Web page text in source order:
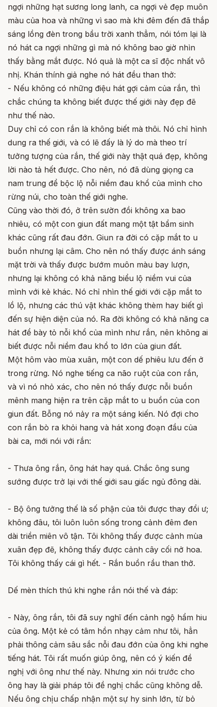
ngợi những hạt sương long lanh, ca ngợi vẻ đẹp muôn
màu của hoa và những vì sao mà khi đêm đến đã thắp
sáng lồng đèn trong bầu trời xanh thẳm, nói tóm lại là
nó hát ca ngợi những gì mà nó không bao giờ nhìn
thấy bằng mắt được. Nó quả là một ca sĩ độc nhất vô
nhị. Khán thính giả nghe nó hát đều than thở:
- Nếu không có những điệu hát gợi cảm của rắn, thì
chắc chúng ta không biết được thế giới này đẹp đẽ
như thế nào.
Duy chỉ có con rắn là không biết mà thôi. Nó chỉ hình
dung ra thế giới, và có lẽ đấy là lý do mà theo trí
tưởng tượng của rắn, thế giới này thật quá đẹp, không
lời nào tả hết được. Cho nên, nó đã dùng giọng ca
nam trung để bộc lộ nỗi niềm đau khổ của mình cho
rừng núi, cho toàn thế giới nghe.
Cũng vào thời đó, ở trên sườn đồi không xa bao
nhiêu, có một con giun đất mang một tật bẩm sinh
khác cũng rất đau đớn. Giun ra đời có cặp mắt to u
buồn nhưng lại câm. Cho nên nó thấy được ánh sáng
mặt trời và thấy được bướm muôn màu bay lượn,
nhưng lại không có khả năng biểu lộ niềm vui của
mình với kẻ khác. Nó chỉ nhìn thế giới với cặp mắt to
lồ lộ, nhưng các thú vật khác không thèm hay biết gì
đến sự hiện diện của nó. Ra đời không có khả năng ca
hát để bày tỏ nỗi khổ của mình như rắn, nên không ai
biết được nỗi niềm đau khổ to lớn của giun đất.
Một hôm vào mùa xuân, một con dế phiêu lưu đến ở
trong rừng. Nó nghe tiếng ca não ruột của con rắn,
và vì nó nhỏ xác, cho nên nó thấy được nỗi buồn
mênh mang hiện ra trên cặp mắt to u buồn của con
giun đất. Bỗng nó nảy ra một sáng kiến. Nó đợi cho
con rắn bò ra khỏi hang và hát xong đoạn đầu của
bài ca, mới nói với rắn:
- Thưa ông rắn, ông hát hay quá. Chắc ông sung
sướng được trở lại với thế giới sau giấc ngủ đông dài.
- Bộ ông tưởng thế là số phận của tôi được thay đổi ư;
không đâu, tôi luôn luôn sống trong cảnh đêm đen
dài triền miên vô tận. Tôi không thấy được cảnh mùa
xuân đẹp đẽ, không thấy được cảnh cây cối nở hoa.
Tôi không thấy cái gì hết. - Rắn buồn rầu than thở.
Dế mèn thích thú khi nghe rắn nói thế và đáp:
- Này, ông rắn, tôi đã suy nghĩ đến cảnh ngộ hẩm hiu
của ông. Một kẻ có tâm hồn nhạy cảm như tôi, hẳn
phải thông cảm sâu sắc nỗi đau đớn của ông khi nghe
tiếng hát. Tôi rất muốn giúp ông, nên có ý kiến đề
nghị với ông như thế này. Nhưng xin nói trước cho
ông hay là giải pháp tôi đề nghị chắc cũng không dễ.
Nếu ông chịu chấp nhận một sự hy sinh lớn, từ bỏ